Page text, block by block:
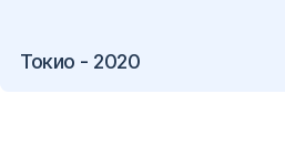
Токио - 2020